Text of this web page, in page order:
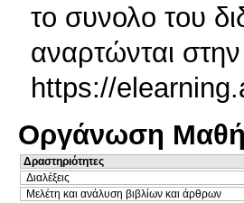
το συνολο του
αναρτώνται
https://
Οργάνωση
Δραστηριότητες
Διαλέξεις
Μελέτη και ανάλυση βιβλίων και άρθρων